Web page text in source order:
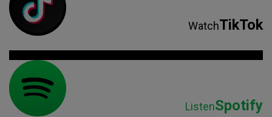
WatchTikTok
ListenSpotify